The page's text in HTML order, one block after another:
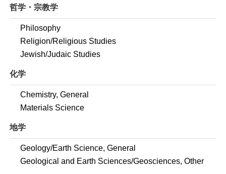
哲学・宗教学
Philosophy
Religion/Religious Studies
Jewish/Judaic Studies
化学
Chemistry, General
Materials Science
地学
Geology/Earth Science, General
Geological and Earth Sciences/Geosciences, Other